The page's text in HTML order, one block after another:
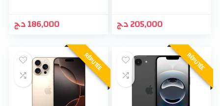
186,000د.ج 205,000د.ج
RÉPUTÉE RÉPUTÉE